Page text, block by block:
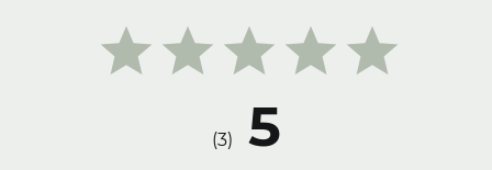
5
(
3
)